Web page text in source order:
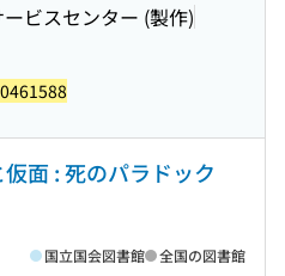
ビスセンター (製作)
面 : 死のパラドック
国立国会図書館 全国の図書館